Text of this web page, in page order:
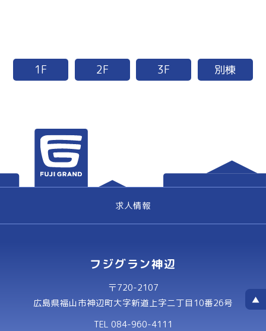
1F 2F 3F 別棟
求人情報
フジグラン神辺
〒720-2107
広島県福山市神辺町大字新道上字二丁目10番26号
TEL 084-960-4111